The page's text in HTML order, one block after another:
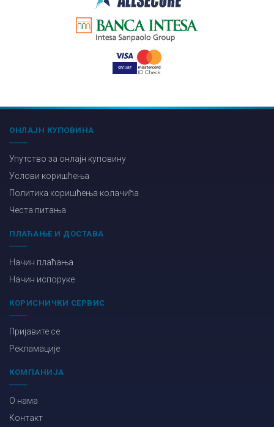
ОНЛАЈН КУПОВИНА
Упутство за онлајн куповину
Услови коришћења
Политика коришћења колачића
Честа питања
ПЛАЋАЊЕ И ДОСТАВА
Начин плаћања
Начин испоруке
КОРИСНИЧКИ СЕРВИС
Пријавите се
Рекламације
КОМПАНИЈА
О нама
Контакт